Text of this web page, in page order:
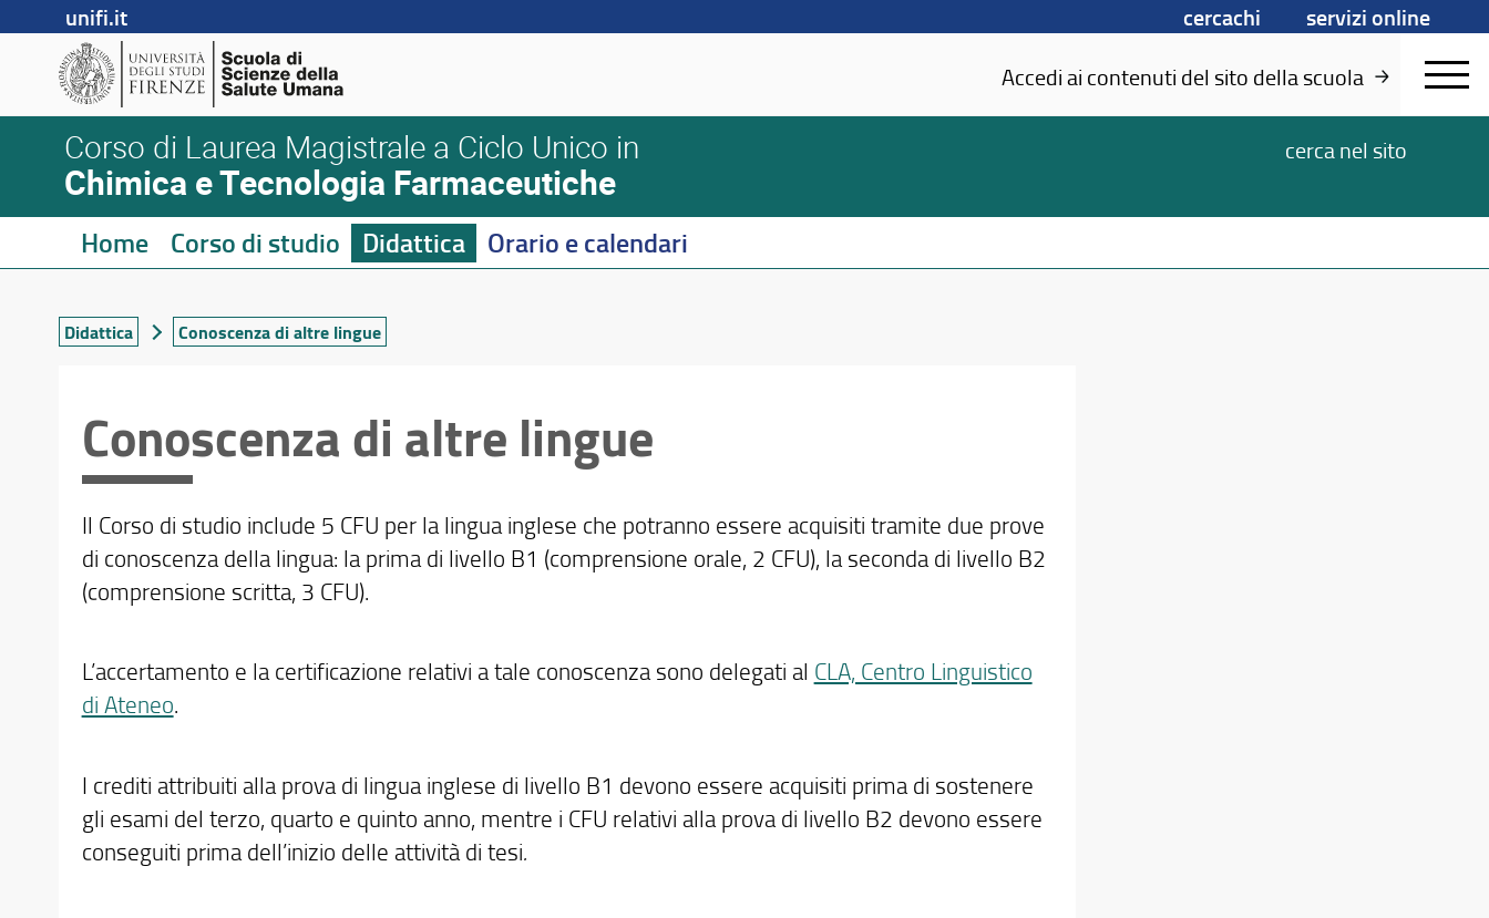
unifi.it cercachi
servizi online
Accedi ai contenuti del sito della scuola
Corso di Laurea Magistrale a Ciclo Unico in
Chimica e Tecnologia Farmaceutiche
cerca nel sito
Home Corso di studio Didattica Orario e calendari
Didattica Conoscenza di altre lingue
Conoscenza di altre lingue
Il Corso di studio include 5 CFU per la lingua inglese che potranno essere acquisiti tramite due prove
di conoscenza della lingua: la prima di livello B1 (comprensione orale, 2 CFU), la seconda di livello B2
(comprensione scritta, 3 CFU).
L’accertamento e la certificazione relativi a tale conoscenza sono delegati al CLA, Centro Linguistico
di Ateneo.
I crediti attribuiti alla prova di lingua inglese di livello B1 devono essere acquisiti prima di sostenere
gli esami del terzo, quarto e quinto anno, mentre i CFU relativi alla prova di livello B2 devono essere
conseguiti prima dell’inizio delle attività di tesi.